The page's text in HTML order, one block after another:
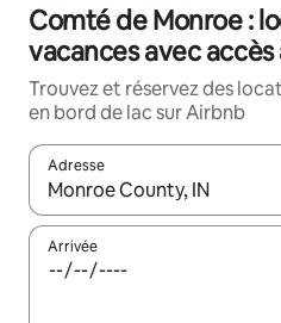
Comté de Monroe :
vacances avec accès
Trouvez et réservez des
en bord de lac sur Airbnb
Adresse
Lorsque les résultats
Arrivée